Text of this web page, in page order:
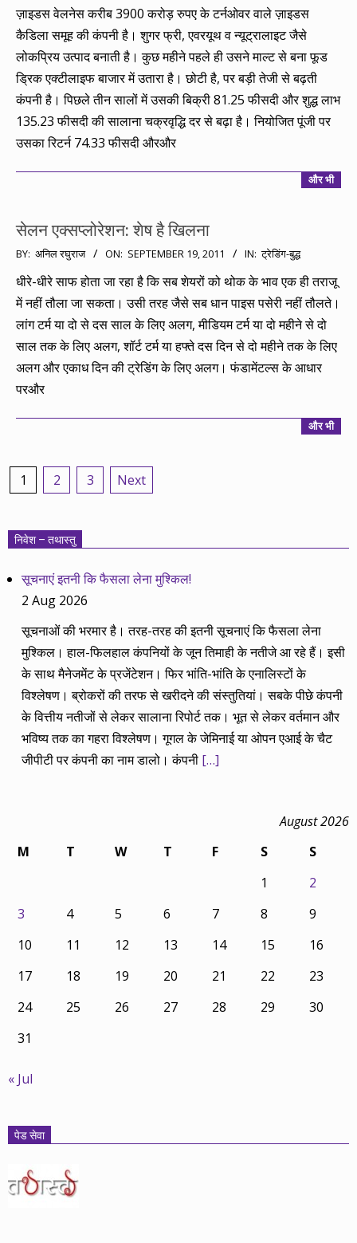
25
ज़ाइडस वेलनेस करीब 3900 करोड़ रुपए के टर्नओवर वाले ज़ाइडस
कैडिला समूह की कंपनी है। शुगर फ्री, एवरयूथ व न्यूट्रालाइट जैसे
लोकप्रिय उत्पाद बनाती है। कुछ महीने पहले ही उसने माल्ट से बना फूड
ड्रिक एक्टीलाइफ बाजार में उतारा है। छोटी है, पर बड़ी तेजी से बढ़ती
कंपनी है। पिछले तीन सालों में उसकी बिक्री 81.25 फीसदी और शुद्ध लाभ
135.23 फीसदी की सालाना चक्रवृद्धि दर से बढ़ा है। नियोजित पूंजी पर
उसका रिटर्न 74.33 फीसदी औरऔर
और भी
सेलन एक्सप्लोरेशन: शेष है खिलना
2011-
09-
19
BY: अनिल रघुराज ON: SEPTEMBER 19, 2011 IN: ट्रेडिंग-बुद्ध
धीरे-धीरे साफ होता जा रहा है कि सब शेयरों को थोक के भाव एक ही तराजू
में नहीं तौला जा सकता। उसी तरह जैसे सब धान पाइस पसेरी नहीं तौलते।
लांग टर्म या दो से दस साल के लिए अलग, मीडियम टर्म या दो महीने से दो
साल तक के लिए अलग, शॉर्ट टर्म या हफ्ते दस दिन से दो महीने तक के लिए
अलग और एकाध दिन की ट्रेडिंग के लिए अलग। फंडामेंटल्स के आधार
परऔर
और भी
Posts
1 2 3 Next
निवेश – तथास्तु
सूचनाएं इतनी कि फैसला लेना मुश्किल!
2 Aug 2026
सूचनाओं की भरमार है। तरह-तरह की इतनी सूचनाएं कि फैसला लेना
मुश्किल। हाल-फिलहाल कंपनियों के जून तिमाही के नतीजे आ रहे हैं। इसी
के साथ मैनेजमेंट के प्रजेंटेशन। फिर भांति-भांति के एनालिस्टों के
विश्लेषण। ब्रोकरों की तरफ से खरीदने की संस्तुतियां। सबके पीछे कंपनी
के वित्तीय नतीजों से लेकर सालाना रिपोर्ट तक। भूत से लेकर वर्तमान और
भविष्य तक का गहरा विश्लेषण। गूगल के जेमिनाई या ओपन एआई के चैट
जीपीटी पर कंपनी का नाम डालो। कंपनी […]
August 2026
M
T W T F S
S
1
2
3
4 5 6 7 8
9
10
11 12 13 14 15
16
17
18 19 20 21 22
23
24
25 26 27 28 29
30
31
« Jul
पेड सेवा